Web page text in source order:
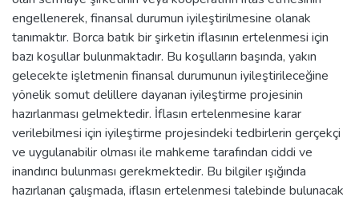
engellenerek, finansal durumun iyileştirilmesine olanak
tanımaktır. Borca batık bir şirketin iflasının ertelenmesi için
bazı koşullar bulunmaktadır. Bu koşulların başında, yakın
gelecekte işletmenin finansal durumunun iyileştirileceğine
yönelik somut delillere dayanan iyileştirme projesinin
hazırlanması gelmektedir. İflasın ertelenmesine karar
verilebilmesi için iyileştirme projesindeki tedbirlerin gerçekçi
ve uygulanabilir olması ile mahkeme tarafından ciddi ve
inandırıcı bulunması gerekmektedir. Bu bilgiler ışığında
hazırlanan çalışmada, iflasın ertelenmesi talebinde bulunacak